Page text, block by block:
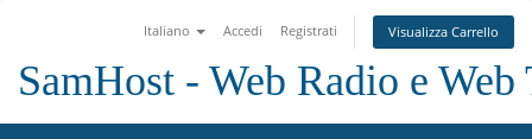
Italiano Accedi Registrati Visualizza Carrello
SamHost - Web Radio e